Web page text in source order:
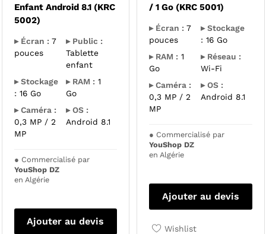
Enfant Android 8.1 (KRC
5002)
▸ Écran : 7
pouces
▸ Public :
Tablette
enfant
▸ Stockage
: 16 Go
▸ RAM : 1
Go
▸ Caméra :
0,3 MP / 2
MP
▸ OS :
Android 8.1
● Commercialisé par
YouShop DZ
en Algérie
Ajouter au devis
/ 1 Go (KRC 5001)
▸ Écran : 7
pouces
▸ Stockage
: 16 Go
▸ RAM : 1
Go
▸ Réseau :
Wi-Fi
▸ Caméra :
0,3 MP / 2
MP
▸ OS :
Android 8.1
● Commercialisé par
YouShop DZ
en Algérie
Ajouter au devis
Wishlist